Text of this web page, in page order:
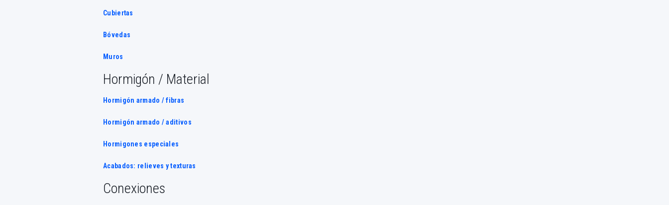
Cubiertas
Bóvedas
Muros
Hormigón / Material
Hormigón armado / fibras
Hormigón armado / aditivos
Hormigones especiales
Acabados: relieves y texturas
Conexiones